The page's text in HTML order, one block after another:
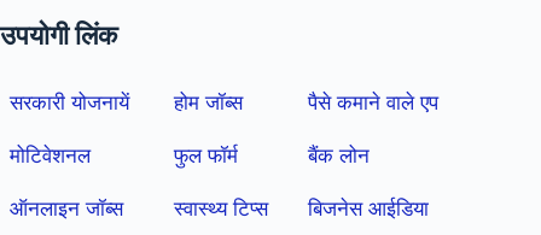
उपयोगी लिंक
सरकारी योजनायें होम जॉब्स पैसे कमाने वाले एप
मोटिवेशनल फुल फॉर्म बैंक लोन
ऑनलाइन जॉब्स स्वास्थ्य टिप्स बिजनेस आईडिया